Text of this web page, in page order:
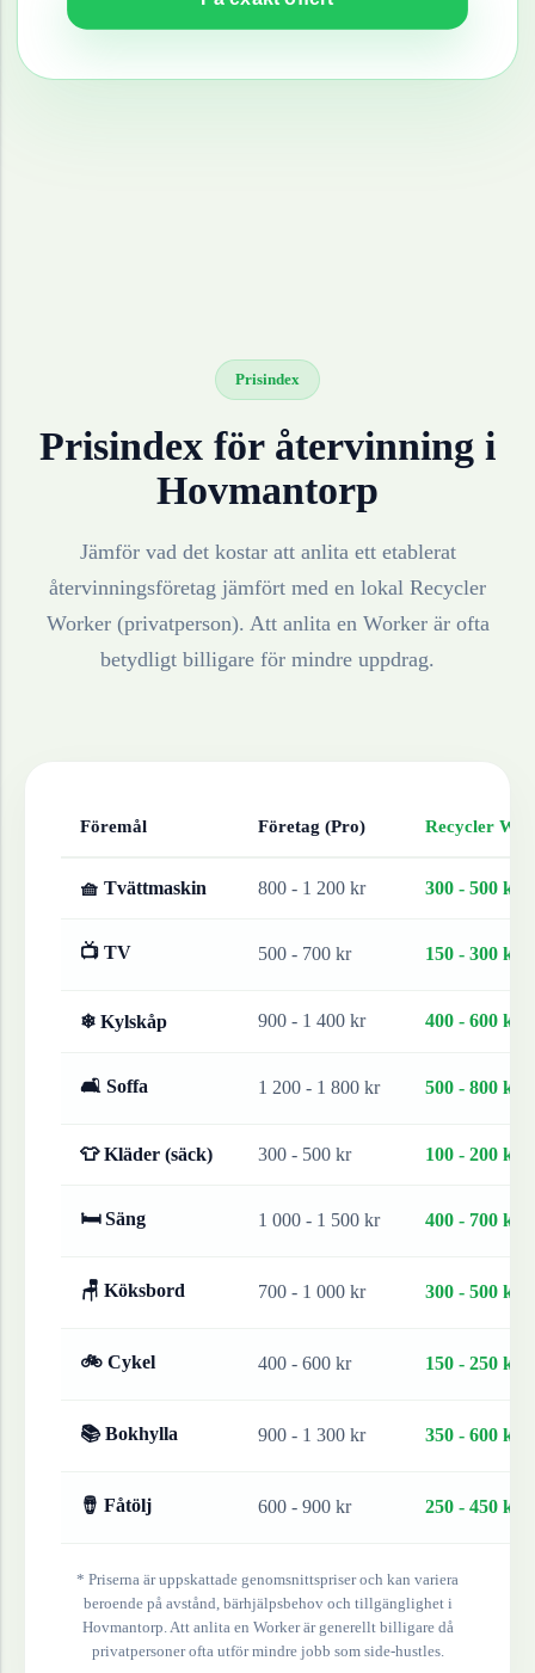
Prisindex
Prisindex för återvinning i
Hovmantorp
Jämför vad det kostar att anlita ett etablerat
återvinningsföretag jämfört med en lokal Recycler
Worker (privatperson). Att anlita en Worker är ofta
betydligt billigare för mindre uppdrag.
Föremål Företag (Pro) Recycler
🧺 Tvättmaskin 800 - 1 200 kr 300 - 500 kr
📺 TV 500 - 700 kr 150 - 300 kr
❄ Kylskåp 900 - 1 400 kr 400 - 600 kr
🛋 Soffa 1 200 - 1 800 kr 500 - 800 kr
👕 Kläder (säck) 300 - 500 kr 100 - 200 kr
🛏 Säng 1 000 - 1 500 kr 400 - 700 kr
🪑 Köksbord 700 - 1 000 kr 300 - 500 kr
🚲 Cykel 400 - 600 kr 150 - 250 kr
📚 Bokhylla 900 - 1 300 kr 350 - 600 kr
🪘 Fåtölj 600 - 900 kr 250 - 450 kr
* Priserna är uppskattade genomsnittspriser och kan variera
beroende på avstånd, bärhjälpsbehov och tillgänglighet i
Hovmantorp. Att anlita en Worker är generellt billigare då
privatpersoner ofta utför mindre jobb som side-hustles.